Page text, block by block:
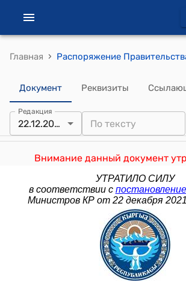
Главная ›
Документ Реквизиты
Редакция
22.12.2021
Внимание данный документ